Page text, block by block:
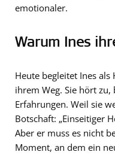
emotionaler.
Warum Ines
Heute begleitet Ines
ihrem Weg. Sie hört
Erfahrungen. Weil sie
Botschaft: „Einseitiger
Aber er muss es nicht
Moment, an dem ein